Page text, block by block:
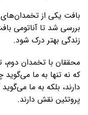
بافت یکی از
بررسی شد تا آناتومی
زندگی بهتر درک شود.
که نه تنها به ما
دارند، بلکه به ما
پروتئین نقش دارند.